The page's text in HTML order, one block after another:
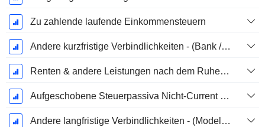
Zu zahlende laufende Einkommensteuern
Andere kurzfristige Verbindlichkeiten - (Bank / Utility Vorlage)
Renten & andere Leistungen nach dem Ruhestand
Aufgeschobene Steuerpassiva Nicht-Current - (Modellspezifisch)
Andere langfristige Verbindlichkeiten - (Modellspezifisch)